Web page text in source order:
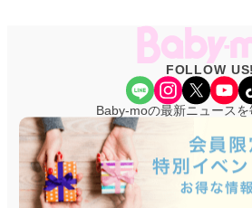
FOLLOW US!
Share Icon Instagram X YouTube
Baby-moの最新ニュースを